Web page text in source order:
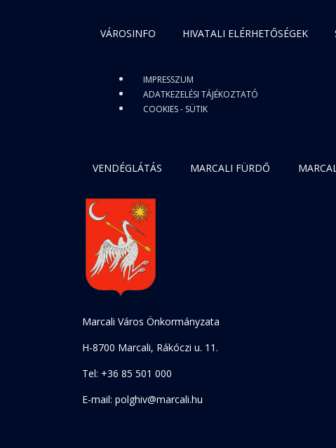
VÁROSINFO HIVATALI ELÉRHETŐSÉGEK
IMPRESSZUM
ADATKEZELÉSI TÁJÉKOZTATÓ
COOKIES - SÜTIK
VENDÉGLÁTÁS MARCALI FÜRDŐ
Marcali Város Önkormányzata
H-8700 Marcali, Rákóczi u. 11.
Tel: +36 85 501 000
E-mail: polghiv@marcali.hu